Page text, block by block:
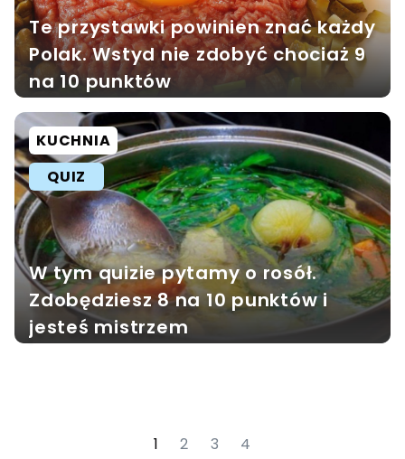
Te przystawki powinien znać każdy
Polak. Wstyd nie zdobyć chociaż 9
na 10 punktów
KUCHNIA
QUIZ
W tym quizie pytamy o rosół.
Zdobędziesz 8 na 10 punktów i
jesteś mistrzem
1 2 3 4